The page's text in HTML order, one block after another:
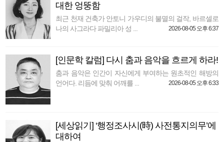
대한 엉뚱함
최근 천재 건축가 안토니 가우디의 불멸의 걸작, 바르셀로
나의 사그라다 파밀리아 성 ...
2026-08-05 오후 6:37
[인문학 칼럼] 다시 춤과 음악을 흐르게 하라!
춤과 음악은 인간이 자신에게 부여하는 원초적인 해방의
언어다. 리듬에 맞춰 어깨를 ...
2026-08-05 오후 6:33
[세상읽기] ‘행정조사시(時) 사전통지의무’에
대하여